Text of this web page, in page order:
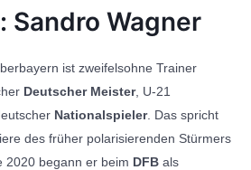
Sandro Wagner
ist zweifelsohne Trainer
Deutscher Meister, U-21
Nationalspieler. Das spricht
des früher polarisierenden Stürmers
2020 begann er beim DFB als